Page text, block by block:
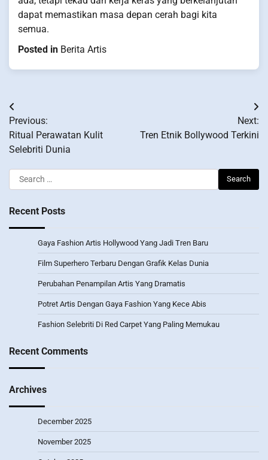
dapat memastikan masa depan cerah bagi kita
semua.
Posted in Berita Artis
Post
navigation
Previous:
Ritual Perawatan Kulit
Selebriti Dunia
Next:
Tren Etnik Bollywood Terkini
Search
for:
Recent Posts
Gaya Fashion Artis Hollywood Yang Jadi Tren Baru
Film Superhero Terbaru Dengan Grafik Kelas Dunia
Perubahan Penampilan Artis Yang Dramatis
Potret Artis Dengan Gaya Fashion Yang Kece Abis
Fashion Selebriti Di Red Carpet Yang Paling Memukau
Recent Comments
Archives
December 2025
November 2025